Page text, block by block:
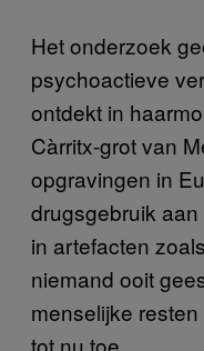
Het onderzoek
psychoactieve
ontdekt in
Càrritx-grot van
opgravingen in
drugsgebruik
in artefacten
niemand ooit
menselijke
tot nu toe.